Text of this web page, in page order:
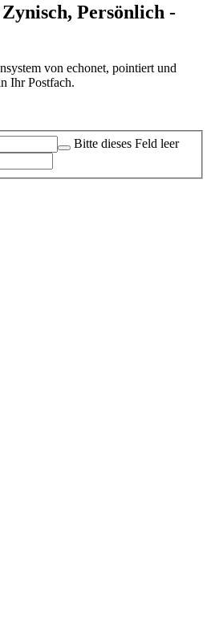
Persönlich -
von echonet, pointiert und
Ihr Postfach.
Bitte dieses Feld leer